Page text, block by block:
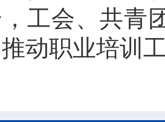
工会、共青
动职业培训